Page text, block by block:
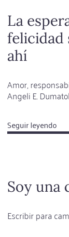
y
La
felicidad
ahí
Amor,
Angeli E. Dumatol
Seguir leyendo
La
Soy una
Escribir para